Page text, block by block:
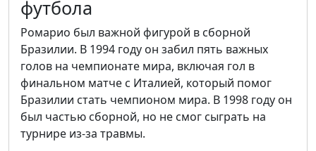
футбола
Ромарио был важной фигурой в сборной
Бразилии. В 1994 году он забил пять важных
голов на чемпионате мира, включая гол в
финальном матче с Италией, который помог
Бразилии стать чемпионом мира. В 1998 году он
был частью сборной, но не смог сыграть на
турнире из-за травмы.